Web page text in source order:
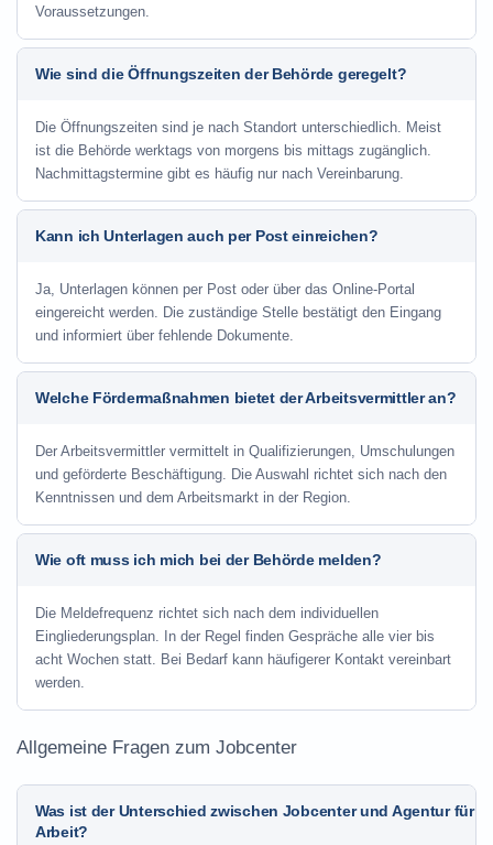
Voraussetzungen.
Wie sind die Öffnungszeiten der Behörde geregelt?
Die Öffnungszeiten sind je nach Standort unterschiedlich. Meist
ist die Behörde werktags von morgens bis mittags zugänglich.
Nachmittagstermine gibt es häufig nur nach Vereinbarung.
Kann ich Unterlagen auch per Post einreichen?
Ja, Unterlagen können per Post oder über das Online-Portal
eingereicht werden. Die zuständige Stelle bestätigt den Eingang
und informiert über fehlende Dokumente.
Welche Fördermaßnahmen bietet der Arbeitsvermittler an?
Der Arbeitsvermittler vermittelt in Qualifizierungen, Umschulungen
und geförderte Beschäftigung. Die Auswahl richtet sich nach den
Kenntnissen und dem Arbeitsmarkt in der Region.
Wie oft muss ich mich bei der Behörde melden?
Die Meldefrequenz richtet sich nach dem individuellen
Eingliederungsplan. In der Regel finden Gespräche alle vier bis
acht Wochen statt. Bei Bedarf kann häufigerer Kontakt vereinbart
werden.
Allgemeine Fragen zum Jobcenter
Was ist der Unterschied zwischen Jobcenter und Agentur für
Arbeit?